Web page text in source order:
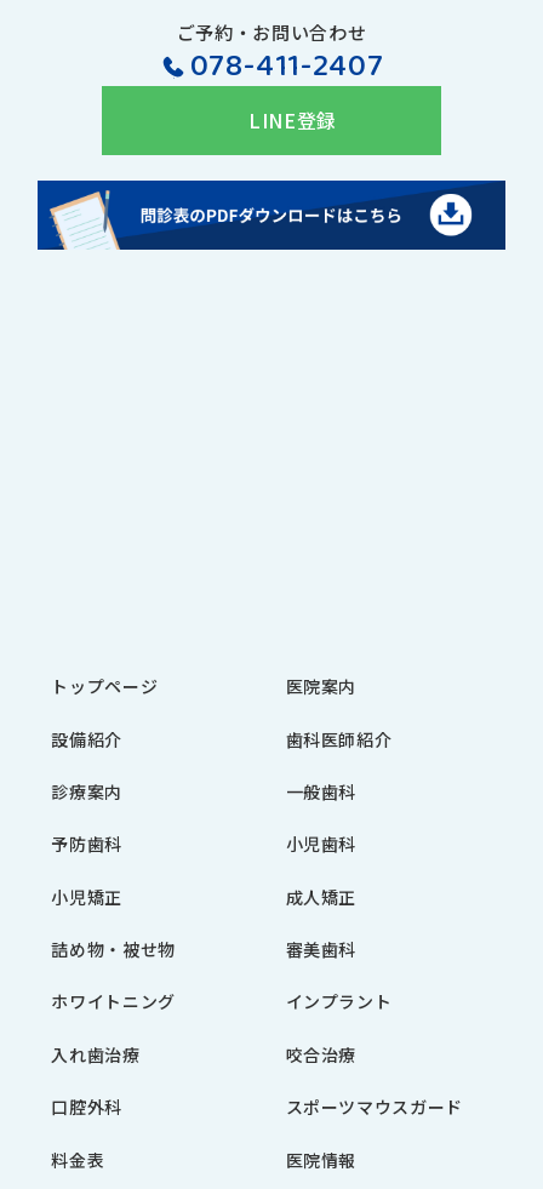
ご予約・お問い合わせ
078-411-2407
LINE登録
トップページ 医院案内
設備紹介 歯科医師紹介
診療案内 一般歯科
予防歯科 小児歯科
小児矯正 成人矯正
詰め物・被せ物 審美歯科
ホワイトニング インプラント
入れ歯治療 咬合治療
口腔外科 スポーツマウスガード
料金表 医院情報